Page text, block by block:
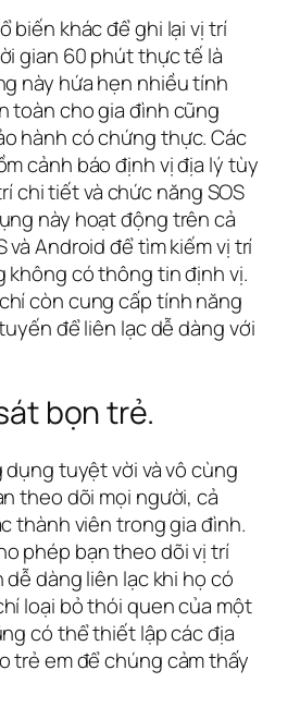
biến khác để ghi lại vị trí
gian 60 phút thực tế là
này hứa hẹn nhiều tính
toàn cho gia đình cũng
hành có chứng thực. Các
cảnh báo định vị địa lý tùy
chi tiết và chức năng SOS
này hoạt động trên cả
và Android để tìm kiếm vị trí
không có thông tin định vị.
còn cung cấp tính năng
để liên lạc dễ dàng với
bọn trẻ.
dụng tuyệt vời và vô cùng
theo dõi mọi người, cả
thành viên trong gia đình.
phép bạn theo dõi vị trí
dàng liên lạc khi họ có
loại bỏ thói quen của một
có thể thiết lập các địa
trẻ em để chúng cảm thấy